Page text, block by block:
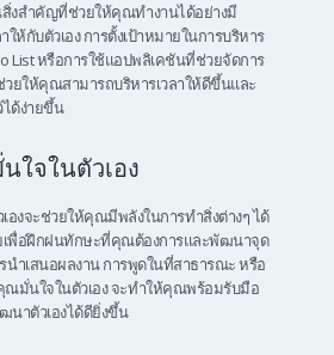
สิ่งสำคัญที่ช่วยให้คุณทำงานได้อย่างมี
ห้กับตัวเอง การตั้งเป้าหมายในการบริหาร
List หรือการใช้แอปพลิเคชันที่ช่วยจัดการ
วยให้คุณสามารถบริหารเวลาให้ดีขึ้นและ
ได้ง่ายขึ้น
ใจในตัวเอง
องจะช่วยให้คุณมีพลังในการทำสิ่งต่างๆ ได้
ยเพื่อฝึกฝนทักษะที่คุณต้องการและพัฒนาจุด
รนำเสนอผลงาน การพูดในที่สาธารณะ หรือ
ณมั่นใจในตัวเอง จะทำให้คุณพร้อมรับมือ
าตัวเองได้ดียิ่งขึ้น